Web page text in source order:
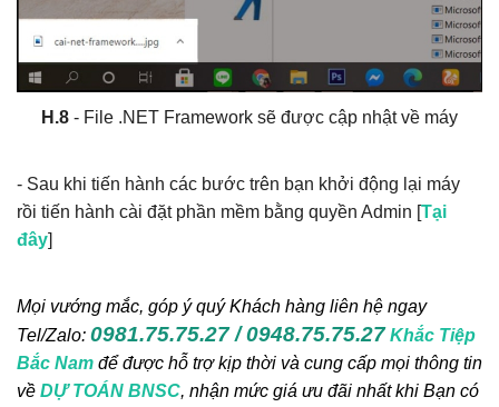
H.8 - File .NET Framework sẽ được cập nhật về máy
- Sau khi tiến hành các bước trên bạn khởi động lại máy
rồi tiến hành cài đặt phần mềm bằng quyền Admin [Tại
đây]
Mọi vướng mắc, góp ý quý Khách hàng liên hệ ngay
Tel/Zalo: 0981.75.75.27 / 0948.75.75.27 Khắc Tiệp
Bắc Nam để được hỗ trợ kịp thời và cung cấp mọi thông tin
về DỰ TOÁN BNSC, nhận mức giá ưu đãi nhất khi Bạn có